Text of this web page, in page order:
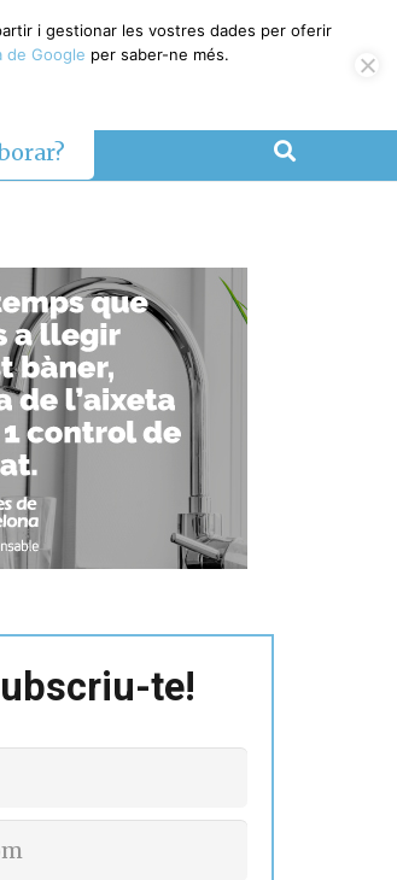
te!
i gestionar les vostres dades per oferir
de Google per saber-ne més.